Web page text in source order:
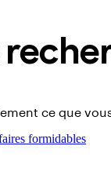
ce que
formidables